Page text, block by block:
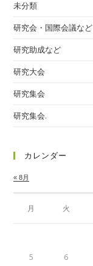
未分類
研究会・国際会議など
研究助成など
研究大会
研究集会
研究集会.
カレンダー
月 火
« 8月
5 6